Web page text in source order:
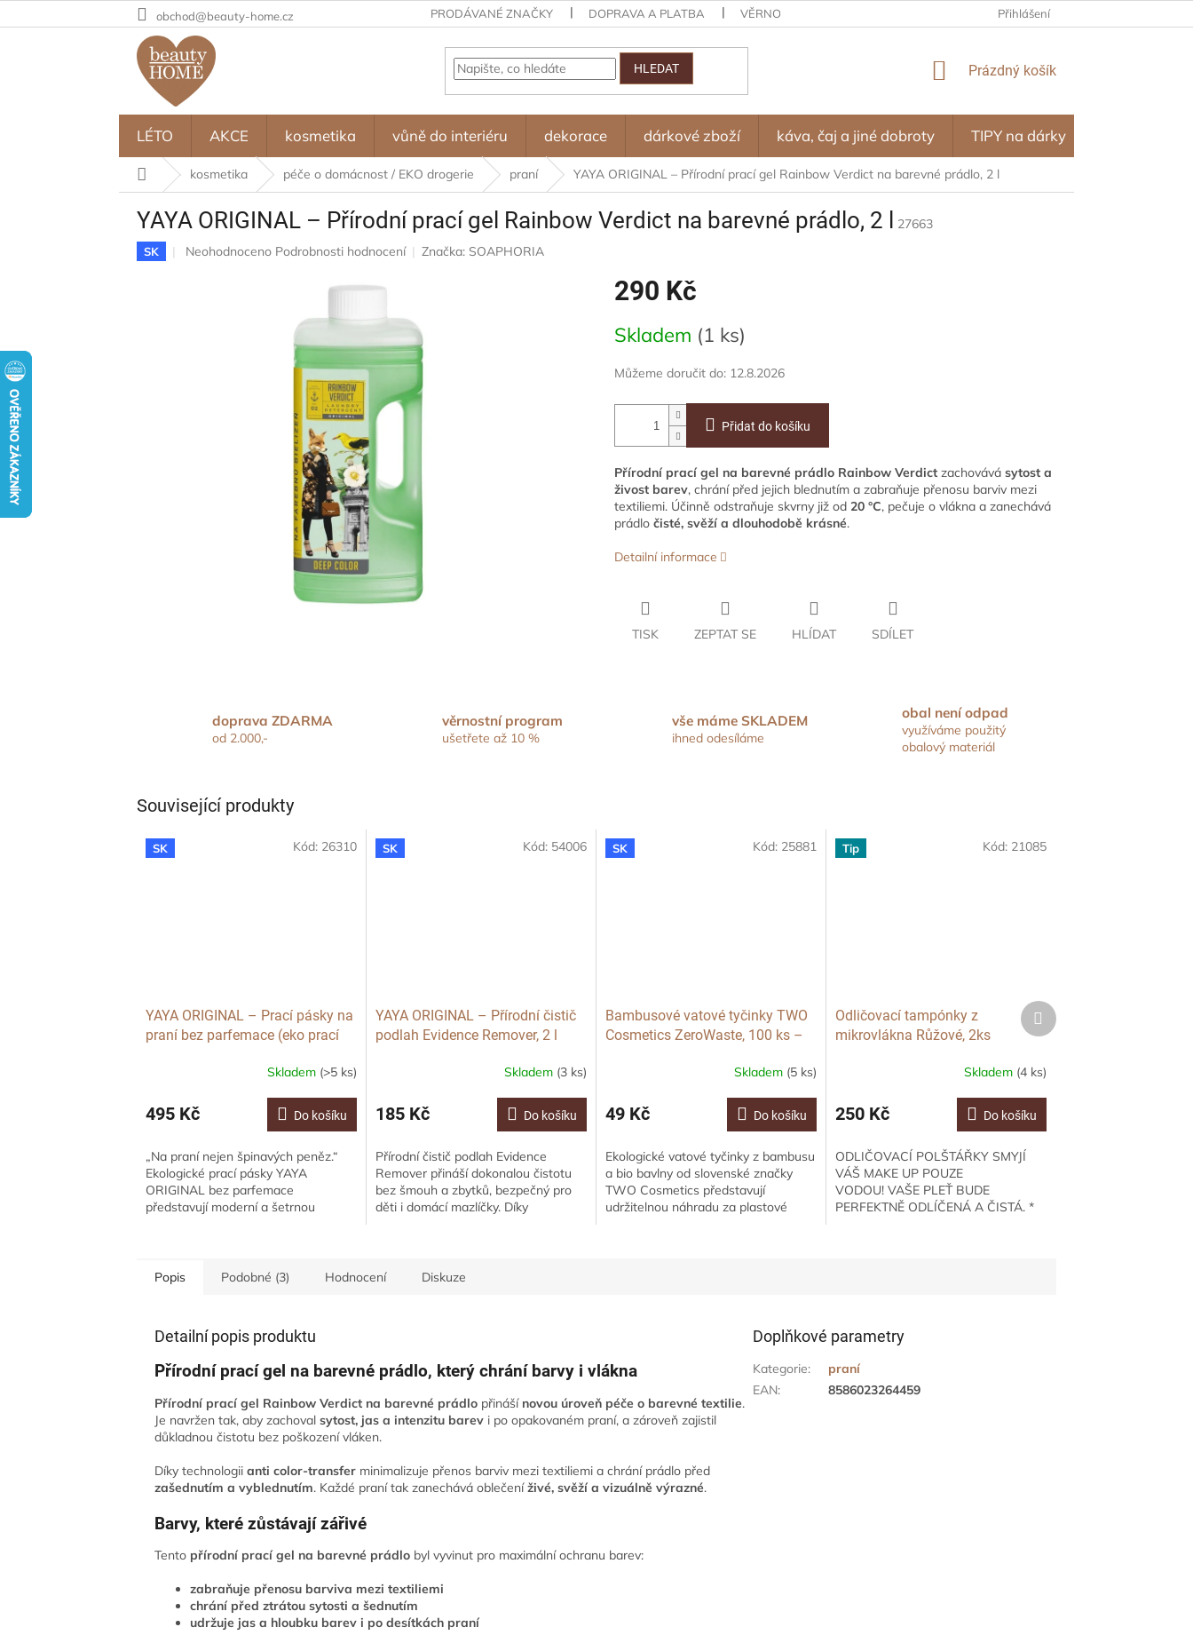
na
obchod@beauty-home.cz PRODÁVANÉ ZNAČKY DOPRAVA A PLATBA VĚRNOSTNÍ PROGRAM – ODMĚNY ZA NÁKUPY OBCHODNÍ PODMÍNKY
Přihlášení
HLEDAT
NÁKUPNÍ
Prázdný košík
LÉTO AKCE kosmetika vůně do interiéru dekorace dárkové zboží káva, čaj a jiné dobroty TIPY na dárky
Domů kosmetika péče o domácnost / EKO drogerie praní YAYA ORIGINAL – Přírodní prací gel Rainbow Verdict na barevné prádlo, 2 l
YAYA ORIGINAL – Přírodní prací gel Rainbow Verdict na barevné prádlo, 2 l 27663
SK
Průměrné
Neohodnoceno Podrobnosti hodnocení Značka: SOAPHORIA
290 Kč
cena:
Skladem (1 ks)
Můžeme doručit do: 12.8.2026
Přidat do košíku
Přírodní prací gel na barevné prádlo Rainbow Verdict zachovává sytost a
živost barev, chrání před jejich blednutím a zabraňuje přenosu barviv mezi
textiliemi. Účinně odstraňuje skvrny již od 20 °C, pečuje o vlákna a zanechává
prádlo čisté, svěží a dlouhodobě krásné.
Detailní informace
TISK ZEPTAT SE HLÍDAT SDÍLET
doprava ZDARMA
od 2.000,-
věrnostní program
ušetřete až 10 %
vše máme SKLADEM
ihned odesíláme
obal není odpad
využíváme použitý
obalový materiál
Související produkty
SK
YAYA ORIGINAL – Prací pásky na
praní bez parfemace (eko prací
Skladem (>5 ks)
495 Kč Do košíku
„Na praní nejen špinavých peněz.“
Ekologické prací pásky YAYA
ORIGINAL bez parfemace
představují moderní a šetrnou
Kód: 26310 SK
YAYA ORIGINAL – Přírodní čistič
podlah Evidence Remover, 2 l
Skladem (3 ks)
185 Kč Do košíku
Přírodní čistič podlah Evidence
Remover přináší dokonalou čistotu
bez šmouh a zbytků, bezpečný pro
děti i domácí mazlíčky. Díky
Kód: 54006 SK
Bambusové vatové tyčinky TWO
Cosmetics ZeroWaste, 100 ks –
Skladem (5 ks)
49 Kč Do košíku
Ekologické vatové tyčinky z bambusu
a bio bavlny od slovenské značky
TWO Cosmetics představují
udržitelnou náhradu za plastové
Kód: 25881 Tip
Odličovací tampónky z
mikrovlákna Růžové, 2ks
Skladem (4 ks)
250 Kč Do košíku
ODLIČOVACÍ POLŠTÁŘKY SMYJÍ
VÁŠ MAKE UP POUZE
VODOU! VAŠE PLEŤ BUDE
PERFEKTNĚ ODLÍČENÁ A ČISTÁ. *
Kód: 21085
Další
produkt
Popis Podobné (3) Hodnocení Diskuze
Detailní popis produktu
Přírodní prací gel na barevné prádlo, který chrání barvy i vlákna
Přírodní prací gel Rainbow Verdict na barevné prádlo přináší novou úroveň péče o barevné textilie.
Je navržen tak, aby zachovalsytost, jas a intenzitu barev i po opakovaném praní, a zároveň zajistil
důkladnou čistotu bez poškození vláken.
Díky technologiianti color-transfer minimalizuje přenos barviv mezi textiliemi a chrání prádlo před
zašednutím a vyblednutím. Každé praní tak zanechává oblečeníživé, svěží a vizuálně výrazné.
Barvy, které zůstávají zářivé
Tento přírodní prací gel na barevné prádlo byl vyvinut pro maximální ochranu barev:
zabraňuje přenosu barviva mezi textiliemi
chrání před ztrátou sytosti a šednutím
udržuje jas a hloubku barev i po desítkách praní
Doplňkové parametry
Kategorie:
praní
EAN: 8586023264459